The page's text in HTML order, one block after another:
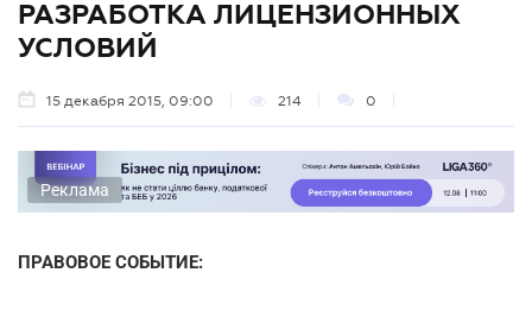
РАЗРАБОТКА ЛИЦЕНЗИОННЫХ
УСЛОВИЙ
15 декабря 2015, 09:00 214 0
Реклама
ПРАВОВОЕ СОБЫТИЕ: